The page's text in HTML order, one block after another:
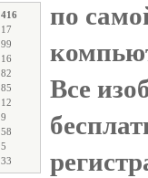
416
17
99
16
82
85
12
9
58
5
33
по
Все